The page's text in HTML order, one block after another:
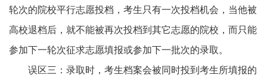
轮次的院校平行志愿投档，考生只有一次投档机会，当他被
高校退档后，就不能被再次投档到其它志愿的院校，而只能
参加下一轮次征求志愿填报或参加下一批次的录取。
误区三：录取时，考生档案会被同时投到考生所填报的